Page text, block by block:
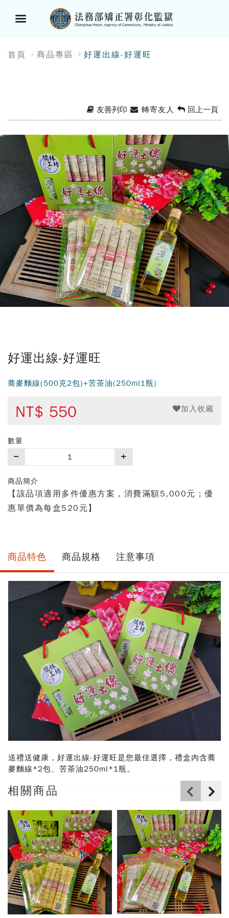
單
首頁 商品專區 好運出線-好運旺
友善列印 轉寄友人 回上一頁
好運出線-好運旺
蕎麥麵線(500克2包)+苦茶油(250ml1瓶)
NT$ 550 加入收藏
數量
買
數
量
商品簡介
【該品項適用多件優惠方案，消費滿額5,000元；優
惠單價為每盒520元】
商品特色 商品規格 注意事項
送禮送健康，好運出線-好運旺是您最佳選擇，禮盒內含蕎
麥麵線*2包、苦茶油250ml*1瓶。
相關商品